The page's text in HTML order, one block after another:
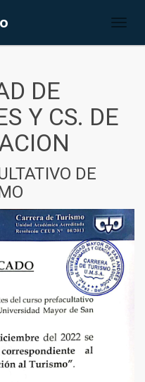
DE
Y CS. DE
DE